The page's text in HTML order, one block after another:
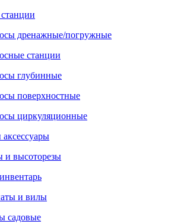
дренажные/погружные
станции
глубинные
поверхностные
циркуляционные
и высоторезы
и вилы
садовые